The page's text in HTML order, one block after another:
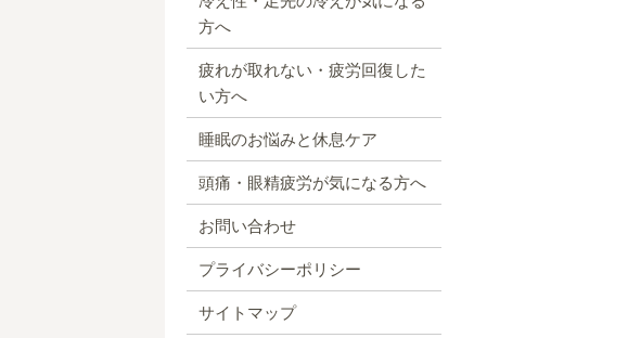
方へ
疲れが取れない・疲労回復した
い方へ
睡眠のお悩みと休息ケア
頭痛・眼精疲労が気になる方へ
お問い合わせ
プライバシーポリシー
サイトマップ